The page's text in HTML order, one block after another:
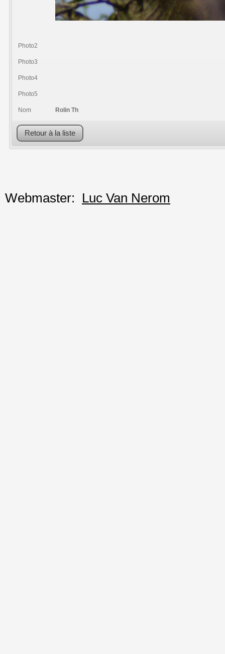
Photo2
Photo3
Photo4
Photo5
Nom Rolin Th
Retour à la liste
Webmaster: Luc Van Nerom